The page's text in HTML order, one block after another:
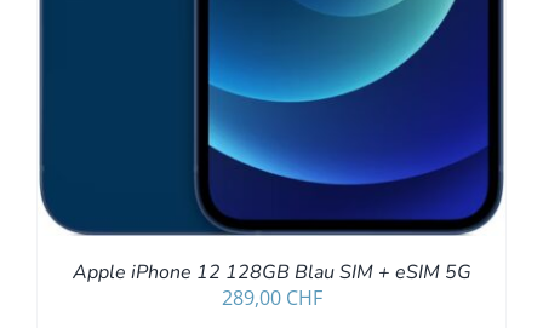
Apple iPhone 12 128GB Blau SIM + eSIM 5G
289,00 CHF